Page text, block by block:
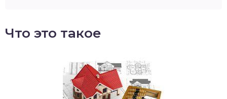
Что это такое